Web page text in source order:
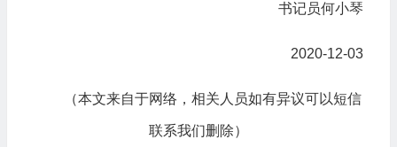
书记员何小琴
2020-12-03
（本文来自于网络，相关人员如有异议可以短信
联系我们删除）